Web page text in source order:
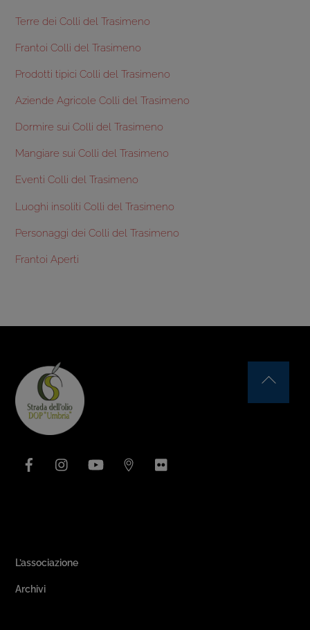
Terre dei Colli del Trasimeno
Frantoi Colli del Trasimeno
Prodotti tipici Colli del Trasimeno
Aziende Agricole Colli del Trasimeno
Dormire sui Colli del Trasimeno
Mangiare sui Colli del Trasimeno
Eventi Colli del Trasimeno
Luoghi insoliti Colli del Trasimeno
Personaggi dei Colli del Trasimeno
Frantoi Aperti
YouTube
L’associazione
Archivi